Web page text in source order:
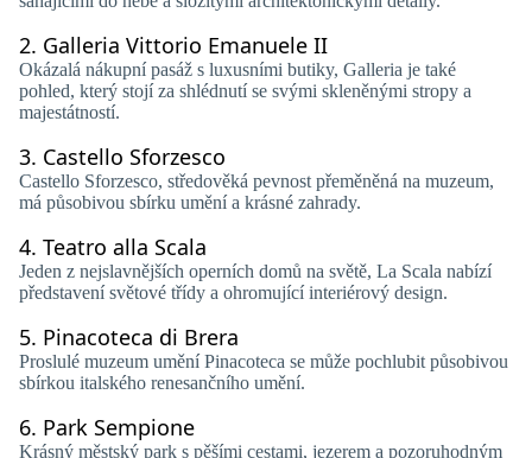
2. Galleria Vittorio Emanuele II
Okázalá nákupní pasáž s luxusními butiky, Galleria je také
pohled, který stojí za shlédnutí se svými skleněnými stropy a
majestátností.
3. Castello Sforzesco
Castello Sforzesco, středověká pevnost přeměněná na muzeum,
má působivou sbírku umění a krásné zahrady.
4. Teatro alla Scala
Jeden z nejslavnějších operních domů na světě, La Scala nabízí
představení světové třídy a ohromující interiérový design.
5. Pinacoteca di Brera
Proslulé muzeum umění Pinacoteca se může pochlubit působivou
sbírkou italského renesančního umění.
6. Park Sempione
Krásný městský park s pěšími cestami, jezerem a pozoruhodným